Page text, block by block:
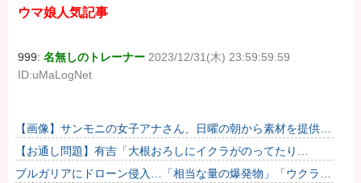
ウマ娘人気記事
999:名無しのトレーナー 2023/12/31(木) 23:59:59.59
ID:uMaLogNet
【画像】サンモニの女子アナさん、日曜の朝から素材を提供し
てしまう
【お通し問題】有吉「大根おろしにイクラがのってたり
さ、“嫌だ…”ってなる」←これぶっちゃけ共感できるよな？
ブルガリアにドローン侵入…「相当な量の爆発物」「ウクライ